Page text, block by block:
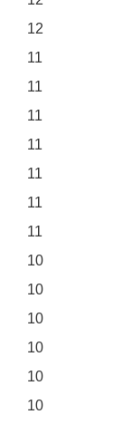
12
11
11
11
11
11
11
11
10
10
10
10
10
10